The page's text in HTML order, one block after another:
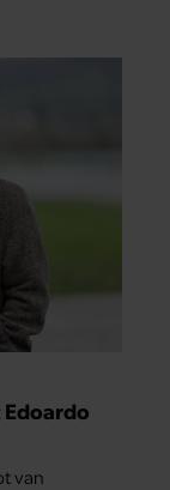
Edoardo
van